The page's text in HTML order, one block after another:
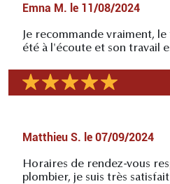
Emna M. le 11/08/2024
Je recommande vraiment,
été à l'écoute et son travail
Matthieu S. le 07/09/2024
Horaires de rendez-vous
plombier, je suis très